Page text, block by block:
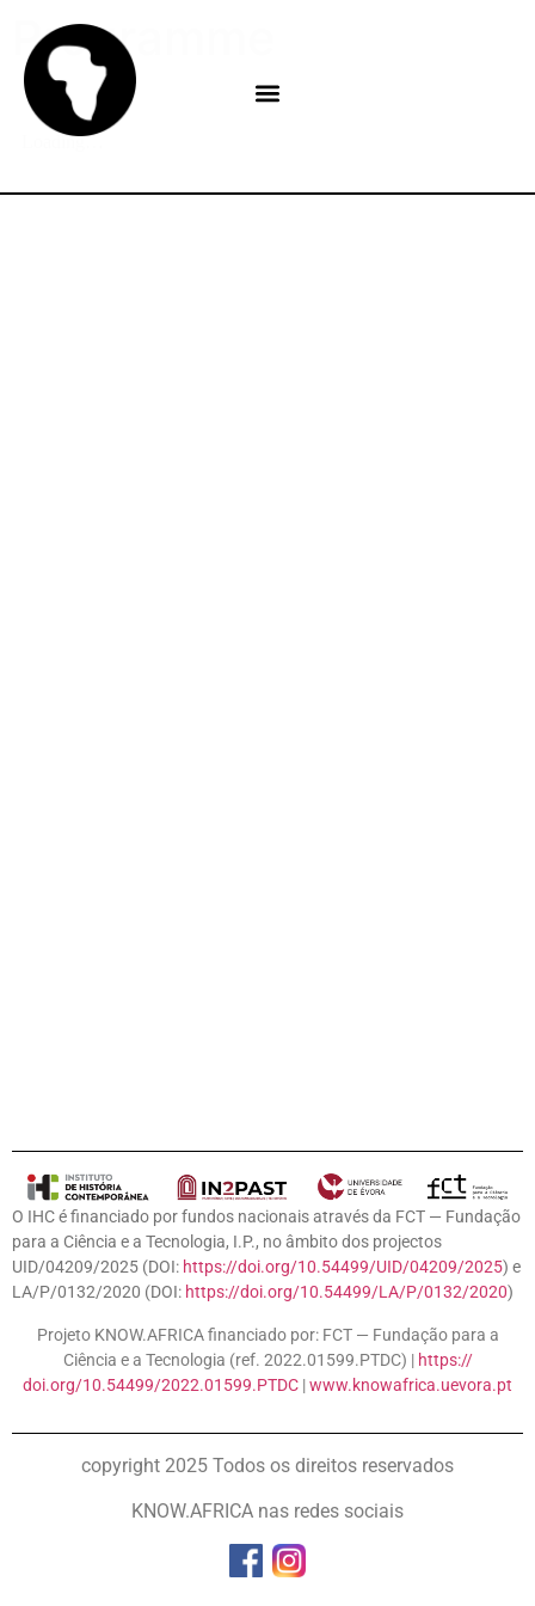
Programme
O IHC é financiado por fundos nacionais através da FCT — Fundação
para a Ciência e a Tecnologia, I.P., no âmbito dos projectos
UID/04209/2025 (DOI: https://doi.org/10.54499/UID/04209/2025) e
LA/P/0132/2020 (DOI: https://doi.org/10.54499/LA/P/0132/2020)
Projeto KNOW.AFRICA financiado por: FCT — Fundação para a
Ciência e a Tecnologia (ref. 2022.01599.PTDC) | https://
doi.org/10.54499/2022.01599.PTDC |www.knowafrica.uevora.pt
copyright 2025 Todos os direitos reservados
KNOW.AFRICA nas redes sociais